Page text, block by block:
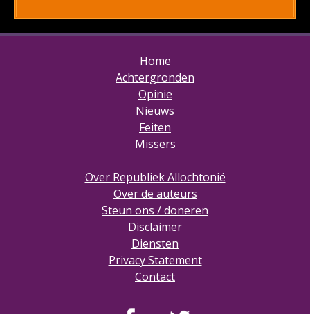
Home
Achtergronden
Opinie
Nieuws
Feiten
Missers
Over Republiek Allochtonië
Over de auteurs
Steun ons / doneren
Disclaimer
Diensten
Privacy Statement
Contact